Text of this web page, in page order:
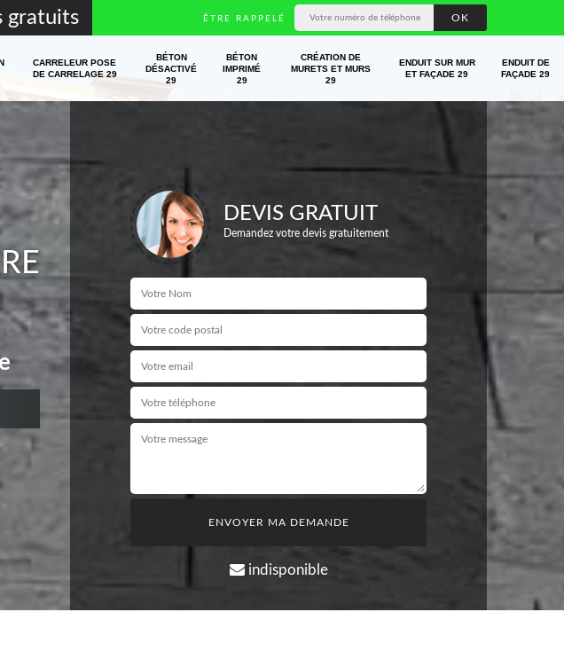
gratuits ÊTRE RAPPELÉ
CARRELEUR POSE
DE CARRELAGE 29
BÉTON
DÉSACTIVÉ
29
BÉTON
IMPRIMÉ
29
CRÉATION DE
MURETS ET MURS
29
ENDUIT SUR MUR
ET FAÇADE 29
ENDUIT DE
FAÇADE 29
DEVIS GRATUIT
Demandez votre devis gratuitement
indisponible